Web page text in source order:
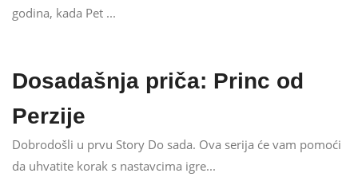
godina, kada Pet ...
Dosadašnja priča: Princ od
Perzije
Dobrodošli u prvu Story Do sada. Ova serija će vam pomoći
da uhvatite korak s nastavcima igre...